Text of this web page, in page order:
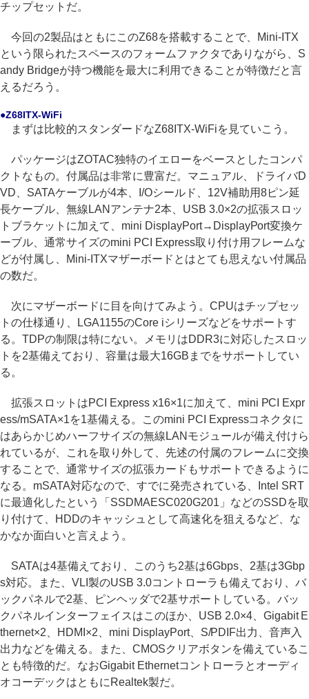
チップセットだ。
今回の2製品はともにこのZ68を搭載することで、Mini-ITX
という限られたスペースのフォームファクタでありながら、S
andy Bridgeが持つ機能を最大に利用できることが特徴だと言
えるだろう。
●Z68ITX-WiFi
まずは比較的スタンダードなZ68ITX-WiFiを見ていこう。
パッケージはZOTAC独特のイエローをベースとしたコンパ
クトなもの。付属品は非常に豊富だ。マニュアル、ドライバD
VD、SATAケーブルが4本、I/Oシールド、12V補助用8ピン延
長ケーブル、無線LANアンテナ2本、USB 3.0×2の拡張スロッ
トブラケットに加えて、mini DisplayPort→DisplayPort変換ケ
ーブル、通常サイズのmini PCI Express取り付け用フレームな
どが付属し、Mini-ITXマザーボードとはとても思えない付属品
の数だ。
次にマザーボードに目を向けてみよう。CPUはチップセッ
トの仕様通り、LGA1155のCore iシリーズなどをサポートす
る。TDPの制限は特にない。メモリはDDR3に対応したスロッ
トを2基備えており、容量は最大16GBまでをサポートしてい
る。
拡張スロットはPCI Express x16×1に加えて、mini PCI Expr
ess/mSATA×1を1基備える。このmini PCI Expressコネクタに
はあらかじめハーフサイズの無線LANモジュールが備え付けら
れているが、これを取り外して、先述の付属のフレームに交換
することで、通常サイズの拡張カードもサポートできるように
なる。mSATA対応なので、すでに発売されている、Intel SRT
に最適化したという「SSDMAESC020G201」などのSSDを取
り付けて、HDDのキャッシュとして高速化を狙えるなど、な
かなか面白いと言えよう。
SATAは4基備えており、このうち2基は6Gbps、2基は3Gbp
s対応。また、VLI製のUSB 3.0コントローラも備えており、バ
ックパネルで2基、ピンヘッダで2基サポートしている。バッ
クパネルインターフェイスはこのほか、USB 2.0×4、Gigabit E
thernet×2、HDMI×2、mini DisplayPort、S/PDIF出力、音声入
出力などを備える。また、CMOSクリアボタンを備えているこ
とも特徴的だ。なおGigabit Ethernetコントローラとオーディ
オコーデックはともにRealtek製だ。